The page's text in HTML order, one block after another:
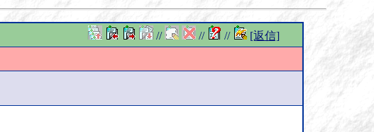
// // // [返信]